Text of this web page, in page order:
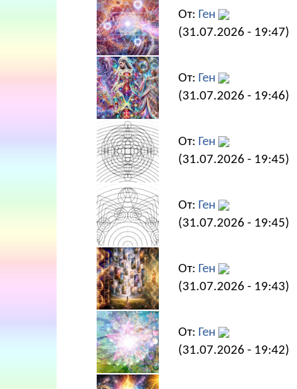
От: Ген
(31.07.2026 - 19:47)
От: Ген
(31.07.2026 - 19:46)
От: Ген
(31.07.2026 - 19:45)
От: Ген
(31.07.2026 - 19:45)
От: Ген
(31.07.2026 - 19:43)
От: Ген
(31.07.2026 - 19:42)